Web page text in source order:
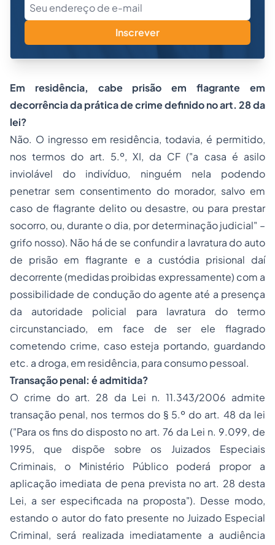
Inscrever
Em residência, cabe prisão em flagrante em
decorrência da prática de crime definido no art. 28 da
lei?
Não. O ingresso em residência, todavia, é permitido,
nos termos do art. 5.º, XI, da CF ("a casa é asilo
inviolável do indivíduo, ninguém nela podendo
penetrar sem consentimento do morador, salvo em
caso de flagrante delito ou desastre, ou para prestar
socorro, ou, durante o dia, por determinação judicial" –
grifo nosso). Não há de se confundir a lavratura do auto
de prisão em flagrante e a custódia prisional daí
decorrente (medidas proibidas expressamente) com a
possibilidade de condução do agente até a presença
da autoridade policial para lavratura do termo
circunstanciado, em face de ser ele flagrado
cometendo crime, caso esteja portando, guardando
etc. a droga, em residência, para consumo pessoal.
Transação penal: é admitida?
O crime do art. 28 da Lei n. 11.343/2006 admite
transação penal, nos termos do § 5.º do art. 48 da lei
("Para os fins do disposto no art. 76 da Lei n. 9.099, de
1995, que dispõe sobre os Juizados Especiais
Criminais, o Ministério Público poderá propor a
aplicação imediata de pena prevista no art. 28 desta
Lei, a ser especificada na proposta"). Desse modo,
estando o autor do fato presente no Juizado Especial
Criminal, será realizada imediatamente a audiência